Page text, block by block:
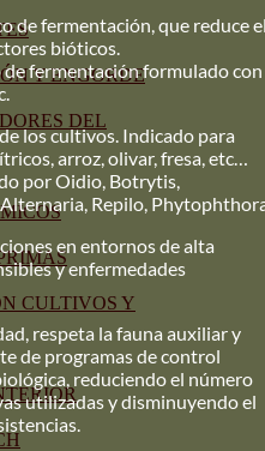
Y ENGORDE
DEL
CULTIVOS Y
de fermentación, que reduce
bióticos.
fermentación formulado con
los cultivos. Indicado para
arroz, olivar, fresa, etc…
por Oidio, Botrytis,
Repilo,
en entornos de alta
y enfermedades
respeta la fauna auxiliar y
de programas de control
reduciendo el número
utilizadas y disminuyendo el